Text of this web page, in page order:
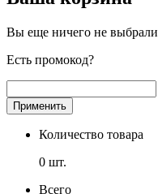
Вы еще ничего не выбрали
Есть промокод?
Применить
Количество товара
0 шт.
Всего